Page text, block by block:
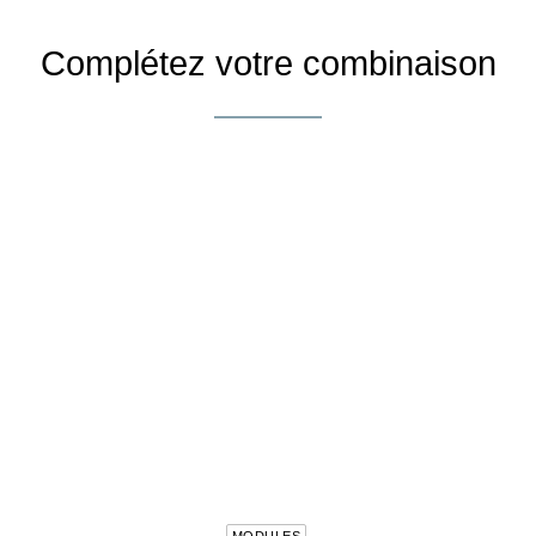
Complétez votre combinaison
CHOIX DES OPTIONS